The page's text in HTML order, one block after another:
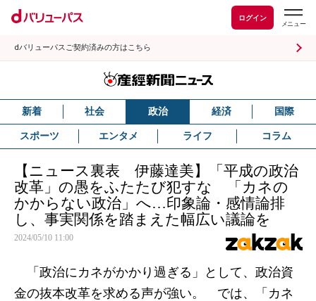
ログイン
dバリューパスご契約済みの方はこちら
新着 社会 政治 経済 国際
スポーツ エンタメ ライフ コラム
【ニュース裏表 伊藤達美】「平成の政治
改革」の愚をふたたび犯すな 「カネの
かからない政治」へ…印象論・感情論排
し、事実関係を踏まえた幅広い議論を
2024/05/10 11:00
「政治にカネがかかり過ぎる」として、政治資
金の抜本改革を求める声が強い。 では、「カネ